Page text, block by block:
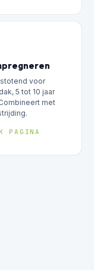
voor
5 tot 10 jaar
met
PAGINA